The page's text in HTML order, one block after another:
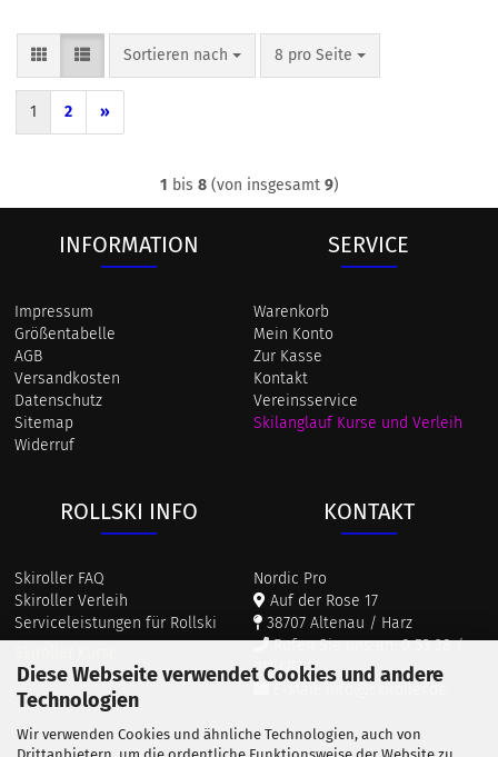
Diese Webseite verwendet Cookies und andere
Technologien
Wir verwenden Cookies und ähnliche Technologien, auch von
Drittanbietern, um die ordentliche Funktionsweise der Website zu
Sortieren nach
Sortieren nach 8 pro Seite
pro Seite
1 2 »
1 bis 8(von insgesamt 9)
INFORMATION
Impressum
Größentabelle
AGB
Versandkosten
Datenschutz
Sitemap
Widerruf
SERVICE
Warenkorb
Mein Konto
Zur Kasse
Kontakt
Vereinsservice
Skilanglauf Kurse und Verleih
ROLLSKI INFO
Skiroller FAQ
Skiroller Verleih
Serviceleistungen für Rollski
KONTAKT
Nordic Pro
Auf der Rose 17
38707 Altenau / Harz
Rufen Sie uns an: 0 53 28 /
911 687